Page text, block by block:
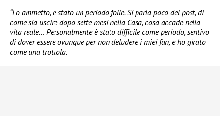
“Lo ammetto, è stato un periodo folle. Si parla poco del post, di
come sia uscire dopo sette mesi nella Casa, cosa accade nella
vita reale… Personalmente è stato difficile come periodo, sentivo
di dover essere ovunque per non deludere i miei fan, e ho girato
come una trottola.